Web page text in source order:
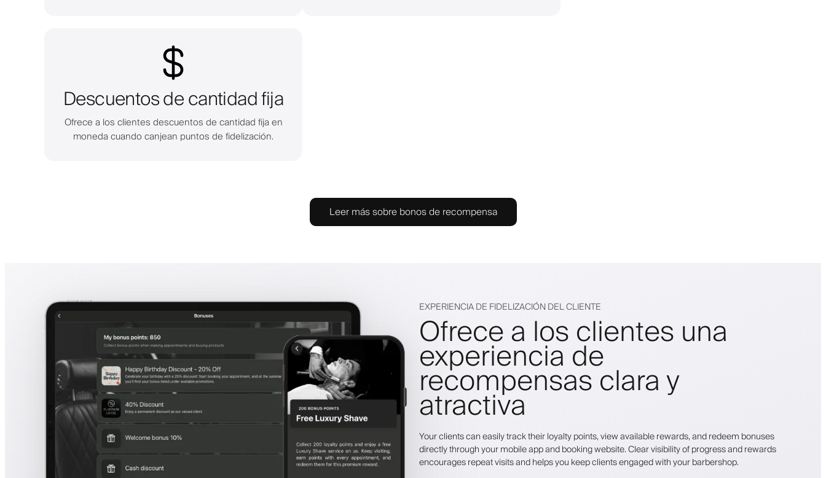
Descuentos de cantidad fija
Ofrece a los clientes descuentos de cantidad fija en
moneda cuando canjean puntos de fidelización.
Leer más sobre bonos de recompensa
EXPERIENCIA DE FIDELIZACIÓN DEL CLIENTE
Ofrece a los clientes una
experiencia de
recompensas clara y
atractiva
Your clients can easily track their loyalty points, view available rewards, and redeem bonuses
directly through your mobile app and booking website. Clear visibility of progress and rewards
encourages repeat visits and helps you keep clients engaged with your barbershop.